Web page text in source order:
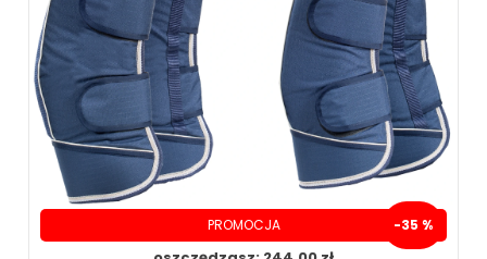
PROMOCJA -35 %